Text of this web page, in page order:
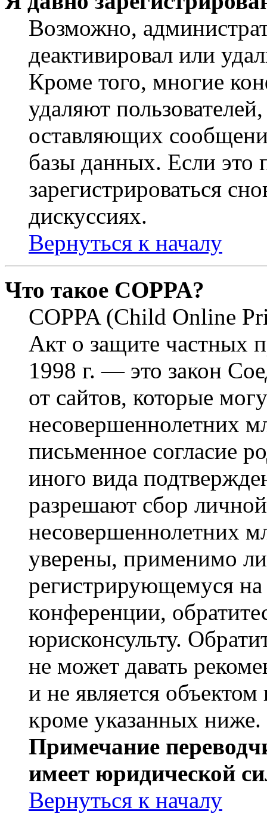
Возможно,
деактивировал или
Кроме того, многие
удаляют
оставляющих
базы данных. Если это
зарегистрироваться
дискуссиях.
Вернуться к началу
Что такое COPPA?
COPPA (Child Online
Акт о защите частных
1998 г. — это закон
от сайтов, которые
несовершеннолетних
письменное согласие
иного вида
разрешают сбор
несовершеннолетних
уверены, применимо
регистрирующемуся
конференции,
юрисконсульту.
не может давать
и не является
кроме указанных ниже.
Примечание
имеет юридической
Вернуться к началу